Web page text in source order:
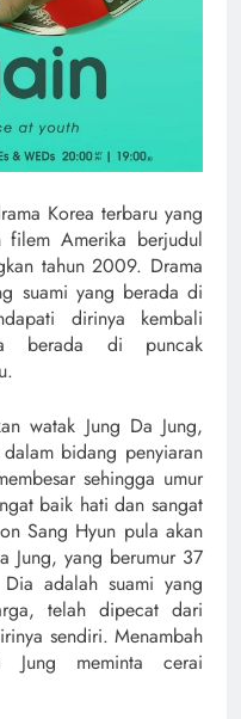
Korea terbaru yang
filem Amerika berjudul
tahun 2009. Drama
suami yang berada di
dirinya kembali
berada di puncak
watak Jung Da Jung,
bidang penyiaran
sehingga umur
baik hati dan sangat
Sang Hyun pula akan
Jung, yang berumur 37
adalah suami yang
telah dipecat dari
sendiri. Menambah
Jung meminta cerai